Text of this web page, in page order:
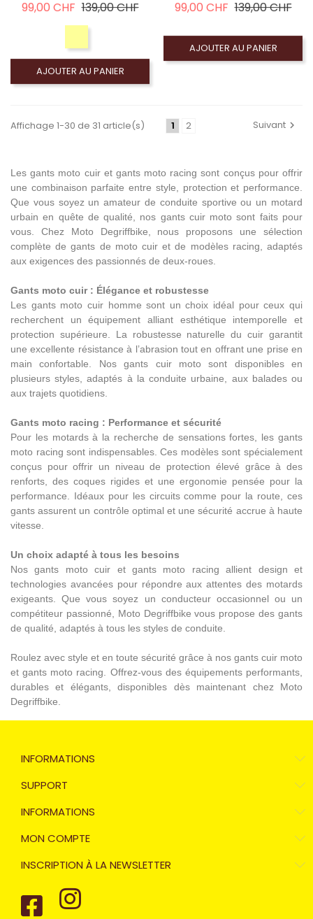
99,00 CHF Prix de base
139,00 CHFPrix
AJOUTER AU PANIER
99,00 CHF Prix de base
139,00 CHFPrix
AJOUTER AU PANIER
Affichage 1-30 de 31 article(s) 1 2 Suivant
Les gants moto cuir et gants moto racing sont conçus pour offrir
une combinaison parfaite entre style, protection et performance.
Que vous soyez un amateur de conduite sportive ou un motard
urbain en quête de qualité, nos gants cuir moto sont faits pour
vous. Chez Moto Degriffbike, nous proposons une sélection
complète de gants de moto cuir et de modèles racing, adaptés
aux exigences des passionnés de deux-roues.
Gants moto cuir : Élégance et robustesse
Les gants moto cuir homme sont un choix idéal pour ceux qui
recherchent un équipement alliant esthétique intemporelle et
protection supérieure. La robustesse naturelle du cuir garantit
une excellente résistance à l’abrasion tout en offrant une prise en
main confortable. Nos gants cuir moto sont disponibles en
plusieurs styles, adaptés à la conduite urbaine, aux balades ou
aux trajets quotidiens.
Gants moto racing : Performance et sécurité
Pour les motards à la recherche de sensations fortes, les gants
moto racing sont indispensables. Ces modèles sont spécialement
conçus pour offrir un niveau de protection élevé grâce à des
renforts, des coques rigides et une ergonomie pensée pour la
performance. Idéaux pour les circuits comme pour la route, ces
gants assurent un contrôle optimal et une sécurité accrue à haute
vitesse.
Un choix adapté à tous les besoins
Nos gants moto cuir et gants moto racing allient design et
technologies avancées pour répondre aux attentes des motards
exigeants. Que vous soyez un conducteur occasionnel ou un
compétiteur passionné, Moto Degriffbike vous propose des gants
de qualité, adaptés à tous les styles de conduite.
Roulez avec style et en toute sécurité grâce à nos gants cuir moto
et gants moto racing. Offrez-vous des équipements performants,
durables et élégants, disponibles dès maintenant chez Moto
Degriffbike.
INFORMATIONS
SUPPORT
INFORMATIONS
MON COMPTE
INSCRIPTION À LA NEWSLETTER